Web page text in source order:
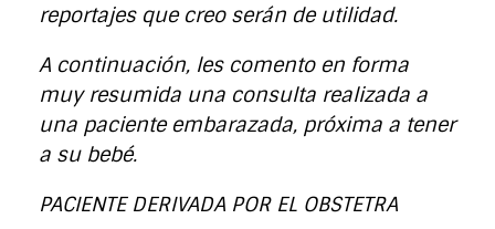
reportajes que creo serán de utilidad.
A continuación, les comento en forma
muy resumida una consulta realizada a
una paciente embarazada, próxima a tener
a su bebé.
PACIENTE DERIVADA POR EL OBSTETRA